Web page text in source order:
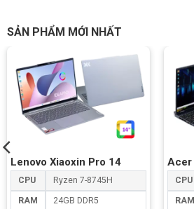
SẢN PHẨM MỚI NHẤT
Lenovo Xiaoxin Pro 14
CPU Ryzen 7-8745H
RAM 24GB DDR5
Acer
CPU
RAM